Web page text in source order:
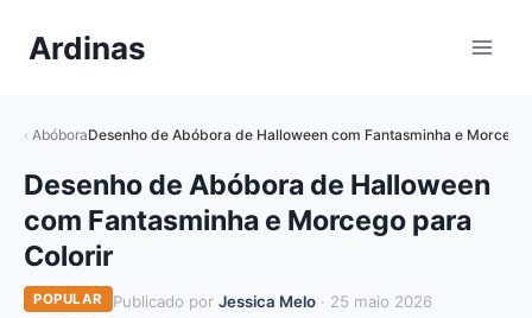
paraArdinas
AbóboraDesenho de Abóbora de Halloween com Fantasminha e
Desenho de Abóbora de Halloween
com Fantasminha e Morcego para
Colorir
POPULAR Publicado por Jessica Melo· 25 maio 2026